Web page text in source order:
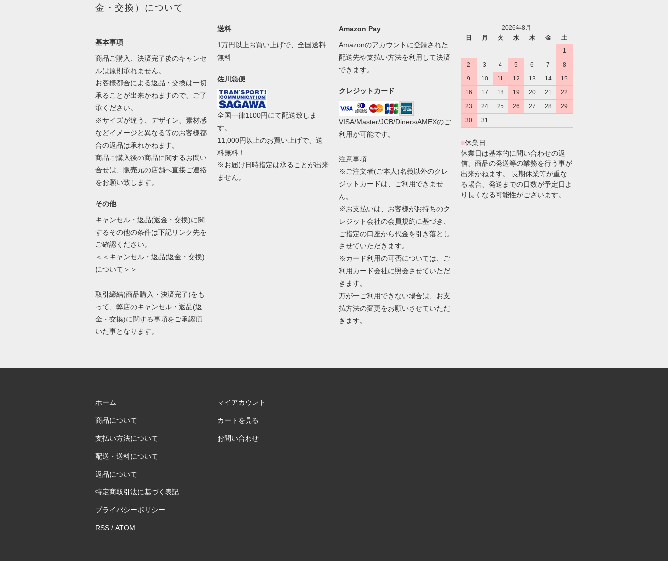
金・交換）について
基本事項
商品ご購入、決済完了後のキャンセ
ルは原則承れません。
お客様都合による返品・交換は一切
承ることが出来かねますので、ご了
承ください。
※サイズが違う、デザイン、素材感
などイメージと異なる等のお客様都
合の返品は承れかねます。
商品ご購入後の商品に関するお問い
合せは、販売元の店舗へ直接ご連絡
をお願い致します。
その他
キャンセル・返品(返金・交換)に関
するその他の条件は下記リンク先を
ご確認ください。
＜＜キャンセル・返品(返金・交換)
について＞＞
取引締結(商品購入・決済完了)をも
って、弊店のキャンセル・返品(返
金・交換)に関する事項をご承認頂
いた事となります。
送料
1万円以上お買い上げで、全国送料
無料
佐川急便
全国一律1100円にて配送致しま
す。
11,000円以上のお買い上げで、送
料無料！
※お届け日時指定は承ることが出来
ません。
Amazon Pay
Amazonのアカウントに登録された
配送先や支払い方法を利用して決済
できます。
クレジットカード
VISA/Master/JCB/Diners/AMEXのご
利用が可能です。
注意事項
※ご注文者(ご本人)名義以外のクレ
ジットカードは、ご利用できませ
ん。
※お支払いは、お客様がお持ちのク
レジット会社の会員規約に基づき、
ご指定の口座から代金を引き落とし
させていただきます。
※カード利用の可否については、ご
利用カード会社に照会させていただ
きます。
万が一ご利用できない場合は、お支
払方法の変更をお願いさせていただ
きます。
2026年8月
日
月 火 水 木 金
土
1
2
3 4 5 6 7
8
9
10 11 12 13 14
15
16
17 18 19 20 21
22
23
24 25 26 27 28
29
30
31
■休業日
休業日は基本的に問い合わせの返
信、商品の発送等の業務を行う事が
出来かねます。 長期休業等が重な
る場合、発送までの日数が予定日よ
り長くなる可能性がございます。
ホーム
商品について
支払い方法について
配送・送料について
返品について
特定商取引法に基づく表記
プライバシーポリシー
RSS/ ATOM
マイアカウント
カートを見る
お問い合わせ